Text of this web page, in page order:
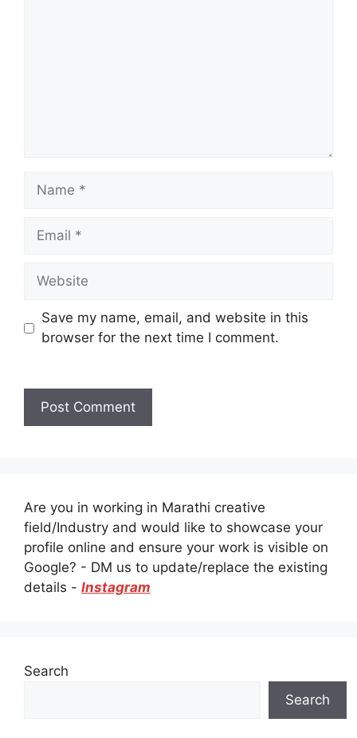
Name
Email
Website
Save my name, email, and website in this
browser for the next time I comment.
Are you in working in Marathi creative
field/Industry and would like to showcase your
profile online and ensure your work is visible on
Google? - DM us to update/replace the existing
details - Instagram
Search
Search